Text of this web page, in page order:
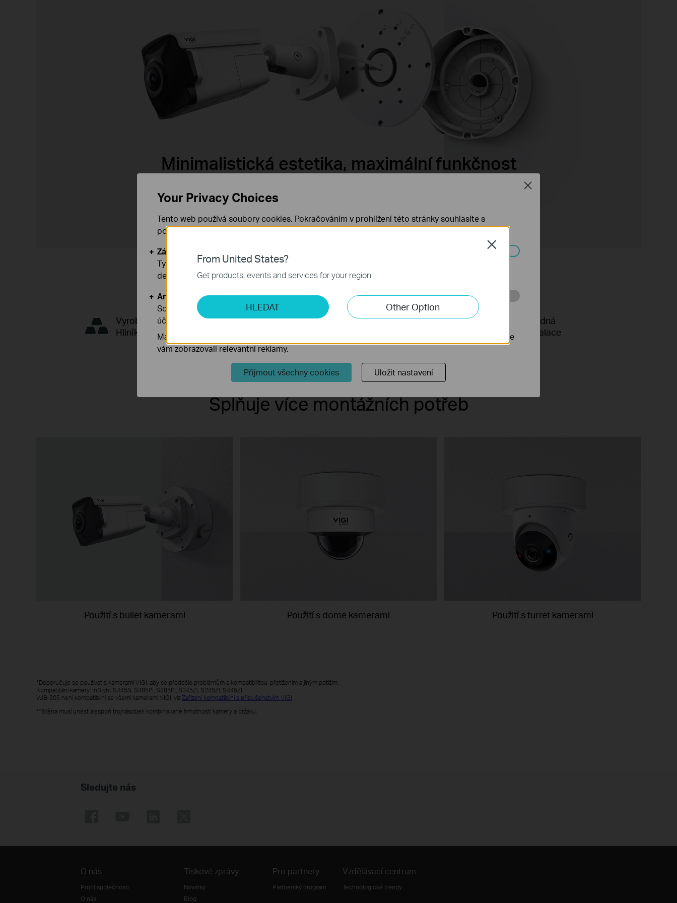
Minimalistická estetika, maximální funkčnost
Vyrobeno z
Hliníku
Voděodolný
Elegantní
Snadná
Instalace
Splňuje více montážních potřeb
Použití s bullet kamerami Použití s dome kamerami Použití s turret kamerami
*Doporučuje se používat s kamerami VIGI, aby se předešlo problémům s kompatibilitou, přetížením a jiným potížím.
Kompatibilní kamery: InSight S445S, S485PI, S385PI, S345ZI, S245ZI, S445ZI.
VJB-305 není kompatibilní se všemi kamerami VIGI, viz Zařízení kompatibilní s příslušenstvím VIGI
**Stěna musí unést alespoň trojnásobek kombinované hmotnosti kamery a držáku.
Sledujte nás
O nás
Profil společnosti
O nás
Tiskové zprávy
Novinky
Blog
Pro partnery
Partnerský program
Vzdělávací centrum
Technologické trendy
From United States?
Get products, events and services for your region.
HLEDAT Other Option
Close
Your Privacy Choices
Tento web používá soubory cookies. Pokračováním v prohlížení této stránky souhlasíte s
používáním našich cookies.Již nezobrazovatZjistit více.
Základní cookies
Tyto cookies jsou nezbytné pro fungování webových stránek a nelze je ve vašich systémech
deaktivovat.
Analytické a marketingové cookies
Soubory cookie pro nám umožňují analyzovat vaše aktivity na našich webových stránkách za
účelem zlepšení a přizpůsobení jejich funkčnosti.
Marketingové soubory cookie mohou prostřednictvím našich webových stránek nastavit, aby se
vám zobrazovali relevantní reklamy.
Přijmout všechny cookies Uložit nastavení
Close